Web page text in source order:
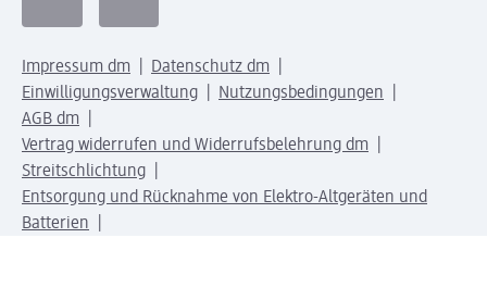
Impressum dm
Datenschutz dm
Einwilligungsverwaltung
Nutzungsbedingungen
AGB dm
Vertrag widerrufen und Widerrufsbelehrung dm
Streitschlichtung
Entsorgung und Rücknahme von Elektro-Altgeräten und
Batterien